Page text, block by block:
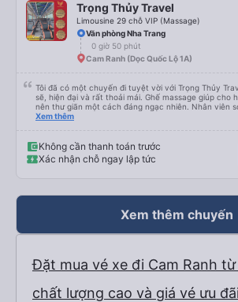
Trọng Thủy Travel
Limousine 29 chỗ VIP (Massage)
Văn phòng Nha Trang
0 giờ 50 phút
Cam Ranh (Dọc Quốc Lộ 1A)
Tôi đã có một chuyến đi tuyệt vời với Trọng Thủy
sẽ, hiện đại và rất thoải mái. Ghế massage giúp cho
nên thư giãn một cách đáng ngạc nhiên. Nhân viên
tình, tài xế cẩn thận và chuyên nghiệp, mọi thứ đều
đến khi đến nơi - đều suôn sẻ và không gặp rắc rối.
ty này và chắc chắn sẽ chọn Trọng Thủy Travel một
thiệu!
Xem thêm
Không cần thanh toán trước
Xác nhận chỗ ngay lập tức
Xem thêm chuyến
Đặt mua vé xe đi Cam Ranh
chất lượng cao và giá vé ưu